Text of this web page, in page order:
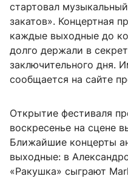
стартовал
закатов». Концертная
каждые выходные до
долго держали в
заключительного дня.
сообщается на сайте
Открытие фестиваля
воскресенье на сцене
Ближайшие концерты
выходные: в
«Ракушка» сыграют